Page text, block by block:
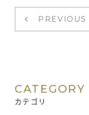
PREVIOUS
CATEGORY
カテゴリ